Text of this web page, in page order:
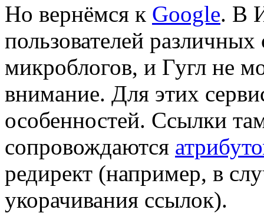
Но вернёмся к Google. В
пользователей
микроблогов, и Гугл не
внимание. Для этих
особенностей. Ссылки
сопровождаются
редирект (например, в
укорачивания ссылок).